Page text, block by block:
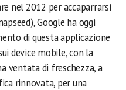
nel 2012 per accaparrarsi
Google ha oggi
di questa applicazione
device mobile, con la
ventata di freschezza, a
rinnovata, per una